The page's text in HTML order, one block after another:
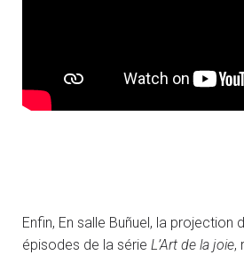
Enfin, En salle Buñuel, la projection
épisodes de la série L’Art de la joie,